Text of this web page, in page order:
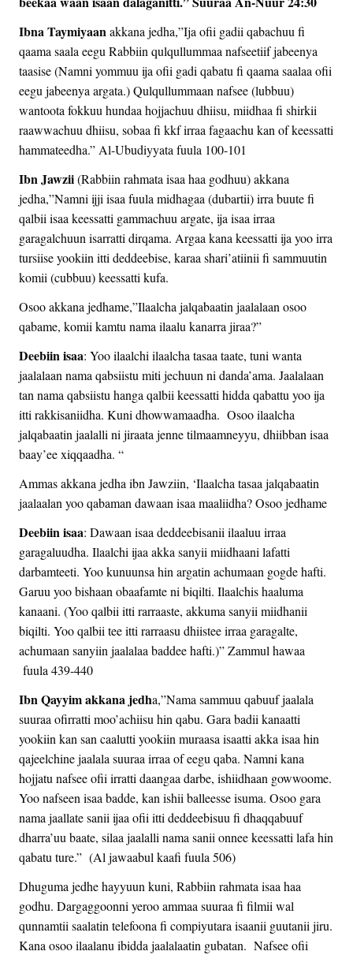
Ibna Taymiyaanakkana jedha,”Ija ofii gadii qabachuu fi
qaama saala eegu Rabbiin qulqullummaa nafseetiif jabeenya
taasise (Namni yommuu ija ofii gadi qabatu fi qaama saalaa ofii
eegu jabeenya argata.) Qulqullummaan nafsee (lubbuu)
wantoota fokkuu hundaa hojjachuu dhiisu, miidhaa fi shirkii
raawwachuu dhiisu, sobaa fi kkf irraa fagaachu kan of keessatti
hammateedha.” Al-Ubudiyyata fuula 100-101
Ibn Jawzii(Rabbiin rahmata isaa haa godhuu) akkana
jedha,”Namni ijji isaa fuula midhagaa (dubartii) irra buute fi
qalbii isaa keessatti gammachuu argate, ija isaa irraa
garagalchuun isarratti dirqama. Argaa kana keessatti ija yoo irra
tursiise yookiin itti deddeebise, karaa shari’atiinii fi sammuutin
komii (cubbuu) keessatti kufa.
Osoo akkana jedhame,”Ilaalcha jalqabaatin jaalalaan osoo
qabame, komii kamtu nama ilaalu kanarra jiraa?”
Deebiin isaa: Yoo ilaalchi ilaalcha tasaa taate, tuni wanta
jaalalaan nama qabsiistu miti jechuun ni danda’ama. Jaalalaan
tan nama qabsiistu hanga qalbii keessatti hidda qabattu yoo ija
itti rakkisaniidha. Kuni dhowwamaadha. Osoo ilaalcha
jalqabaatin jaalalli ni jiraata jenne tilmaamneyyu, dhiibban isaa
baay’ee xiqqaadha. “
Ammas akkana jedha ibn Jawziin, ‘Ilaalcha tasaa jalqabaatin
jaalaalan yoo qabaman dawaan isaa maaliidha? Osoo jedhame
Deebiin isaa: Dawaan isaa deddeebisanii ilaaluu irraa
garagaluudha. Ilaalchi ijaa akka sanyii miidhaani lafatti
darbamteeti. Yoo kunuunsa hin argatin achumaan gogde hafti.
Garuu yoo bishaan obaafamte ni biqilti. Ilaalchis haaluma
kanaani. (Yoo qalbii itti rarraaste, akkuma sanyii miidhanii
biqilti. Yoo qalbii tee itti rarraasu dhiistee irraa garagalte,
achumaan sanyiin jaalalaa baddee hafti.)” Zammul hawaa
fuula 439-440
Ibn Qayyim akkana jedha,”Nama sammuu qabuuf jaalala
suuraa ofirratti moo’achiisu hin qabu. Gara badii kanaatti
yookiin kan san caalutti yookiin muraasa isaatti akka isaa hin
qajeelchine jaalala suuraa irraa of eegu qaba. Namni kana
hojjatu nafsee ofii irratti daangaa darbe, ishiidhaan gowwoome.
Yoo nafseen isaa badde, kan ishii balleesse isuma. Osoo gara
nama jaallate sanii ijaa ofii itti deddeebisuu fi dhaqqabuuf
dharra’uu baate, silaa jaalalli nama sanii onnee keessatti lafa hin
qabatu ture.” (Al jawaabul kaafi fuula 506)
Dhuguma jedhe hayyuun kuni, Rabbiin rahmata isaa haa
godhu. Dargaggoonni yeroo ammaa suuraa fi filmii wal
qunnamtii saalatin telefoona fi compiyutara isaanii guutanii jiru.
Kana osoo ilaalanu ibidda jaalalaatin gubatan. Nafsee ofii